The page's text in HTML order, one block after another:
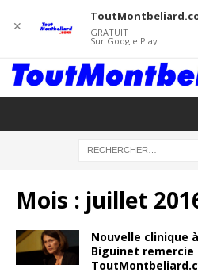
Mois : juillet
Nouvelle clinique
Biguinet remercie
✕ GRATUIT
Sur Google Play